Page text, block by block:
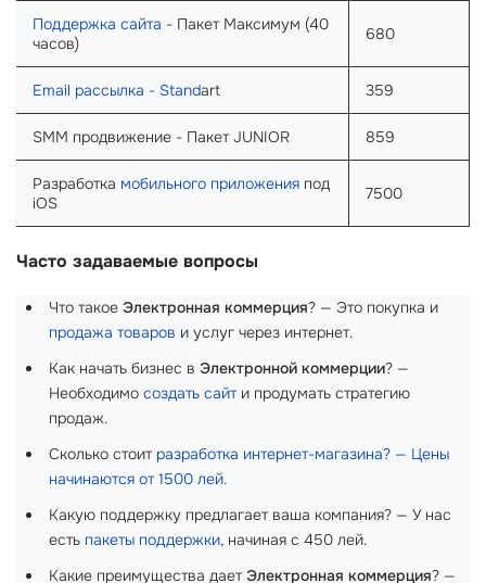
Поддержка сайта - Пакет Максимум (40
часов)
680
Email рассылка - Standart 359
SMM продвижение - Пакет JUNIOR 859
Разработка мобильного приложения под
iOS
7500
Часто задаваемые вопросы
Что такое Электронная коммерция? — Это покупка и
продажа товаров и услуг через интернет.
Как начать бизнес в Электронной коммерции? —
Необходимо создать сайти продумать стратегию
продаж.
Сколько стоит разработка интернет-магазина? — Цены
начинаются от 1500 лей.
Какую поддержку предлагает ваша компания? — У нас
есть пакеты поддержки, начиная с 450 лей.
Какие преимущества даетЭлектронная коммерция? —